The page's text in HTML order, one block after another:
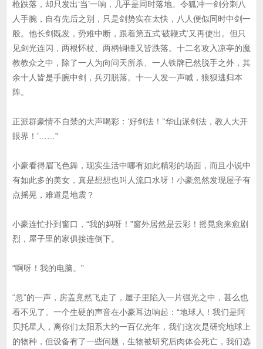
枪跌落，却只发出‘当’一响，几乎是同时落地。令狐冲一剑分刺八
人手腕，自有先后之别，只是剑势实在太快，八人便似同时中剑一
般。他长剑既发，势难中断，跟着第五式‘破鞭式’又再使出。但只
见剑光连闪，两根怀杖、两柄铜锤又皆跌落。十二名攻入凉亭的魔
教教众之中，除了一人为向问天所杀、一人铁牌已然脱手之外，其
余十人皆是手腕中剑，兵刃脱落。十一人发一声喊，狼狈逃归本
阵。
正派群豪情不自禁的大声喝彩：‘好剑法！’‘华山派剑法，教人大开
眼界！’……”
小豪看得眉飞色舞，现实生活中哪有如此精彩的场面，而且小说中
有如此多的美女，真是想想也叫人流口水呀！小豪忽然发现屋子有
点摇晃，难道是地震？
小豪连忙扑到窗口，“我的妈呀！”窗外居然是云彩！摇晃愈来愈剧
烈，屋子里的家俱接连倒下。
“啊呀！我的电脑。”
“忽”的一声，房盖竟然飞走了，屋子里陷入一片强光之中，甚么也
看不见了。一个生硬的声音在小豪耳边响起：“地球人！我们是阿
贝托星人，离你们太阳系大约一百亿光年，我们这次是研究地球上
的物种，但设备有了一些问题，生物被研究后肉体会死亡，我们选